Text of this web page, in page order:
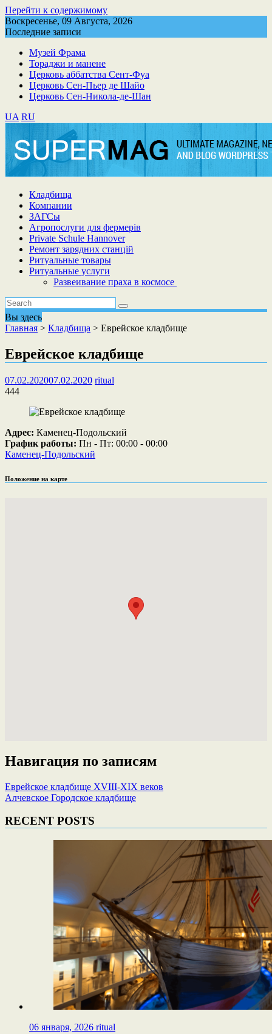
Перейти к содержимому
Воскресенье, 09 Августа, 2026
Последние записи
Музей Фрама
Тораджи и манене
Церковь аббатства Сент-Фуа
Церковь Сен-Пьер де Шайо
Церковь Сен-Никола-де-Шан
UA RU
Кладбища
Компании
ЗАГСы
Агропослуги для фермерів
Private Schule Hannover
Ремонт зарядних станцій
Ритуальные товары
Ритуальные услуги
Развеивание праха в космосе
Вы здесь
Главная > Кладбища > Еврейское кладбище
Еврейское кладбище
07.02.202007.02.2020 ritual
444
Адрес: Каменец-Подольский
График работы: Пн - Пт: 00:00 - 00:00
Каменец-Подольский
Положение на карте
Навигация по записям
Еврейское кладбище XVIII-ХІХ веков
Алчевское Городское кладбище
RECENT POSTS
06 января, 2026 ritual